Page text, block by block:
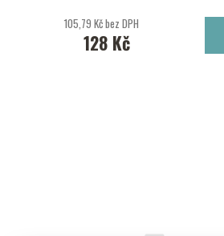
105,79 Kč bez DPH
128 Kč